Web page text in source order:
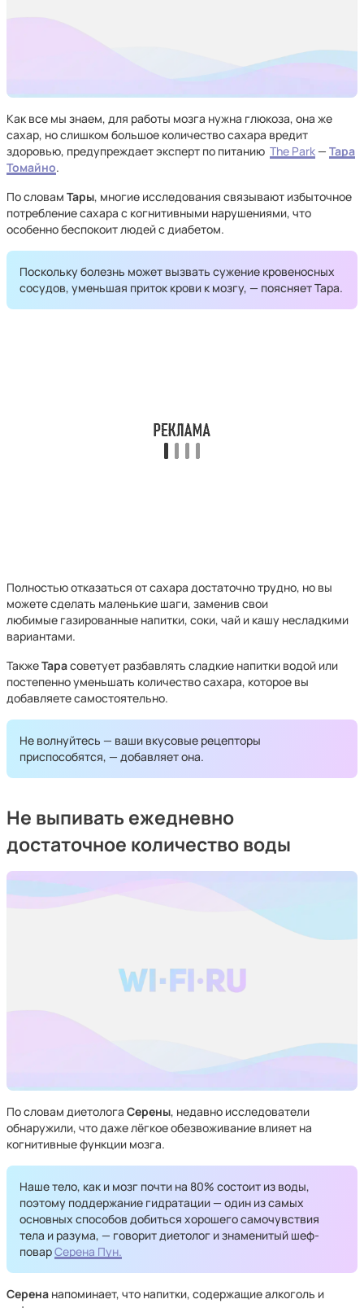
Как все мы знаем, для работы мозга нужна глюкоза, она же
сахар, но слишком большое количество сахара вредит
здоровью, предупреждает эксперт по питанию The Park— Тара
Томайно.
По словам Тары, многие исследования связывают избыточное
потребление сахара с когнитивными нарушениями, что
особенно беспокоит людей с диабетом.
Поскольку болезнь может вызвать сужение кровеносных
сосудов, уменьшая приток крови к мозгу, — поясняет Тара.
Полностью отказаться от сахара достаточно трудно, но вы
можете сделать маленькие шаги, заменив свои
любимые газированные напитки, соки, чай и кашу несладкими
вариантами.
ТакжеТарасоветует разбавлять сладкие напитки водой или
постепенно уменьшать количество сахара, которое вы
добавляете самостоятельно.
Не волнуйтесь — ваши вкусовые рецепторы
приспособятся, — добавляет она.
Не выпивать ежедневно
достаточное количество воды
По словам диетолога Серены, недавно исследователи
обнаружили, что даже лёгкое обезвоживание влияет на
когнитивные функции мозга.
Наше тело, как и мозг почти на 80% состоит из воды,
поэтому поддержание гидратации — один из самых
основных способов добиться хорошего самочувствия
тела и разума, — говорит диетолог и знаменитый шеф-
поварСерена Пун.
Серена напоминает, что напитки, содержащие алкоголь и